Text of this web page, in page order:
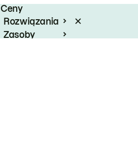
Ceny
Rozwiązania
Zasoby